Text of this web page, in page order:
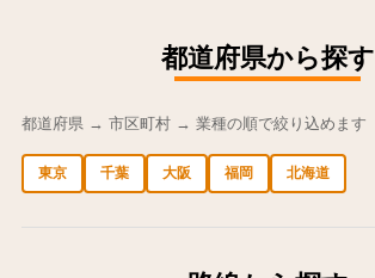
都道府県から探す
都道府県 → 市区町村 → 業種の順で絞り込めます
東京 千葉 大阪 福岡 北海道